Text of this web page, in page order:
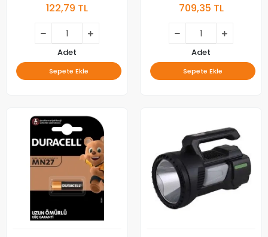
122,79 TL
Adet
Sepete Ekle
709,35 TL
Adet
Sepete Ekle